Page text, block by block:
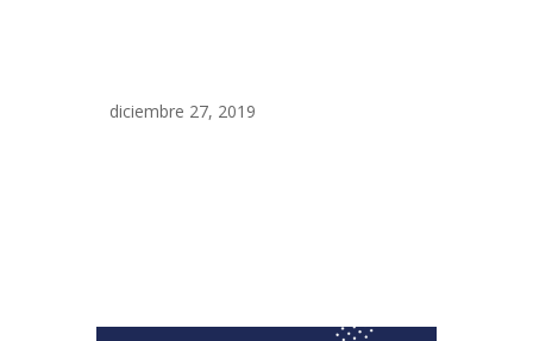
diciembre 27, 2019